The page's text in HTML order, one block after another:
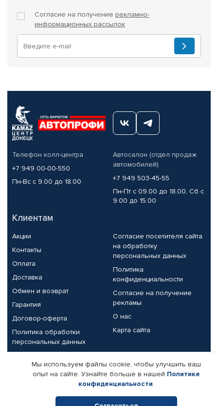
Согласие на получение рекламно-
информационных рассылок
Телефон колл-центра
+7 949 00-00-550
Пн-Вс с 9.00 до 18.00
Автосалон (отдел продаж
автомобилей)
+7 949 503-45-55
Пн-Пт с 09.00 до 18.00, Сб с
9.00 до 15.00
Клиентам
Акции
Контакты
Оплата
Доставка
Обмен и возврат
Гарантия
Договор-оферта
Политика обработки
персональных данных
Согласие посетителя сайта
на обработку
персональных данных
Политика
конфиденциальности
Согласие на получение
рекламы
О нас
Карта сайта
Партнерам
Корпоративным клиентам
Поставщикам
Реквизиты компании
Мы используем файлы cookie, чтобы улучшить ваш
опыт на сайте. Узнайте больше в нашей Политике
конфиденциальности.